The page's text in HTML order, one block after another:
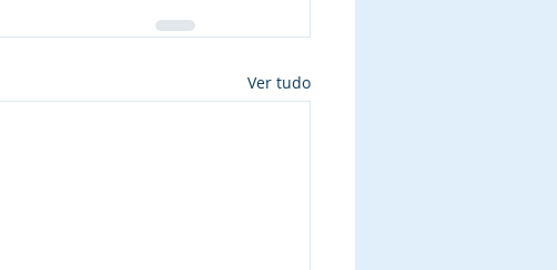
Ver tudo